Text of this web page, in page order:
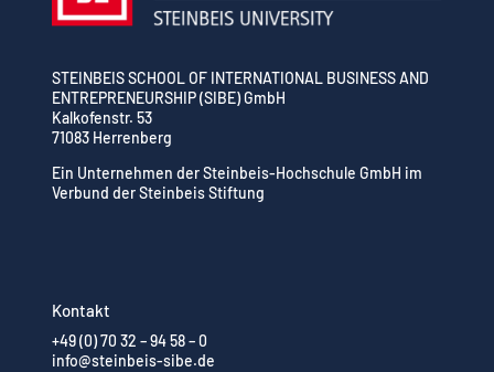
STEINBEIS SCHOOL OF INTERNATIONAL BUSINESS AND
ENTREPRENEURSHIP (SIBE) GmbH
Kalkofenstr. 53
71083 Herrenberg
Ein Unternehmen der Steinbeis-Hochschule GmbH im
Verbund der Steinbeis Stiftung
Kontakt
+49 (0) 70 32 – 94 58 – 0
info@steinbeis-sibe.de